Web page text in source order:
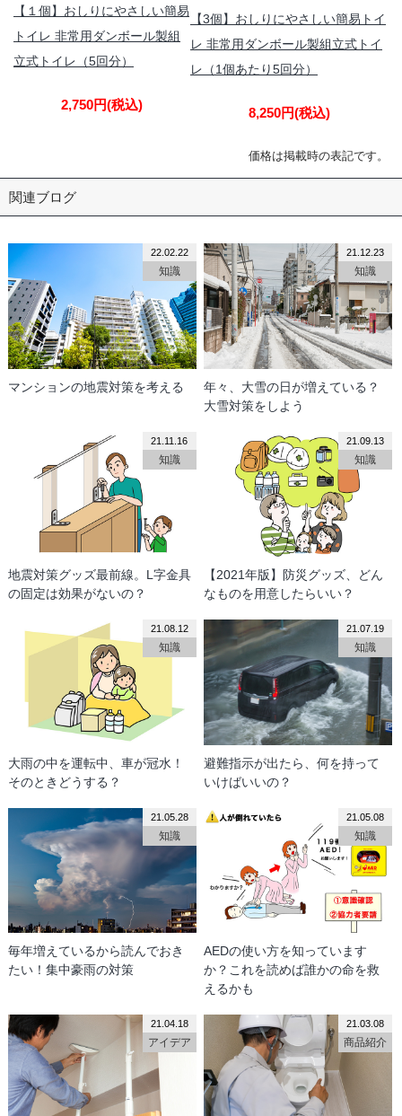
【１個】おしりにやさしい簡易
トイレ 非常用ダンボール製組
立式トイレ（5回分）
2,750円(税込)
【3個】おしりにやさしい簡易トイ
レ 非常用ダンボール製組立式トイ
レ（1個あたり5回分）
8,250円(税込)
価格は掲載時の表記です。
関連ブログ
マンションの地震対策を考える
知識
22.02.22
年々、大雪の日が増えている？
大雪対策をしよう
知識
21.12.23
地震対策グッズ最前線。L字金具
の固定は効果がないの？
知識
21.11.16
【2021年版】防災グッズ、どん
なものを用意したらいい？
知識
21.09.13
大雨の中を運転中、車が冠水！
そのときどうする？
知識
21.08.12
避難指示が出たら、何を持って
いけばいいの？
知識
21.07.19
毎年増えているから読んでおき
たい！集中豪雨の対策
知識
21.05.28
AEDの使い方を知っています
か？これを読めば誰かの命を救
えるかも
知識
21.05.08
アイデア
21.04.18
商品紹介
21.03.08